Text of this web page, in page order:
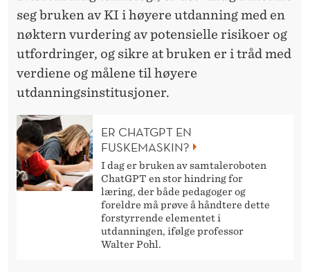
seg bruken av KI i høyere utdanning med en
nøktern vurdering av potensielle risikoer og
utfordringer, og sikre at bruken er i tråd med
verdiene og målene til høyere
utdanningsinstitusjoner.
ER CHATGPT EN
FUSKEMASKIN?
I dag er bruken av samtaleroboten
ChatGPT en stor hindring for
læring, der både pedagoger og
foreldre må prøve å håndtere dette
forstyrrende elementet i
utdanningen, ifølge professor
Walter Pohl.